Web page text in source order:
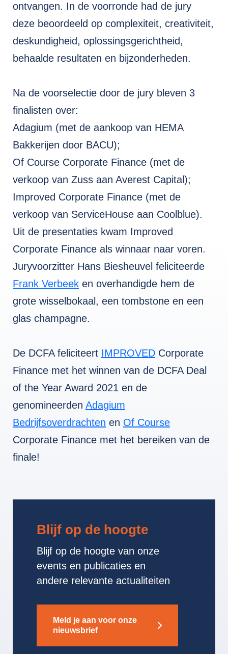
ontvangen. In de voorronde had de jury
deze beoordeeld op complexiteit, creativiteit,
deskundigheid, oplossingsgerichtheid,
behaalde resultaten en bijzonderheden.
Na de voorselectie door de jury bleven 3
finalisten over:
Adagium (met de aankoop van HEMA
Bakkerijen door BACU);
Of Course Corporate Finance (met de
verkoop van Zuss aan Averest Capital);
Improved Corporate Finance (met de
verkoop van ServiceHouse aan Coolblue).
Uit de presentaties kwam Improved
Corporate Finance als winnaar naar voren.
Juryvoorzitter Hans Biesheuvel feliciteerde
Frank Verbeek en overhandigde hem de
grote wisselbokaal, een tombstone en een
glas champagne.
De DCFA feliciteert IMPROVED Corporate
Finance met het winnen van de DCFA Deal
of the Year Award 2021 en de
genomineerden Adagium
Bedrijfsoverdrachten en Of Course
Corporate Finance met het bereiken van de
finale!
Blijf op de hoogte
Blijf op de hoogte van onze
events en publicaties en
andere relevante actualiteiten
Meld je aan voor onze
nieuwsbrief